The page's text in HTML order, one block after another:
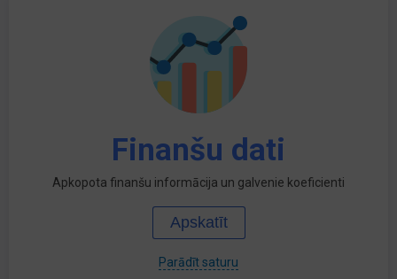
Finanšu dati
Apkopota finanšu informācija un galvenie koeficienti
Apskatīt
Parādīt saturu